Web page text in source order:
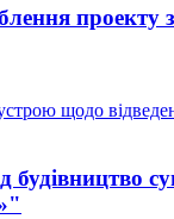
проекту
щодо